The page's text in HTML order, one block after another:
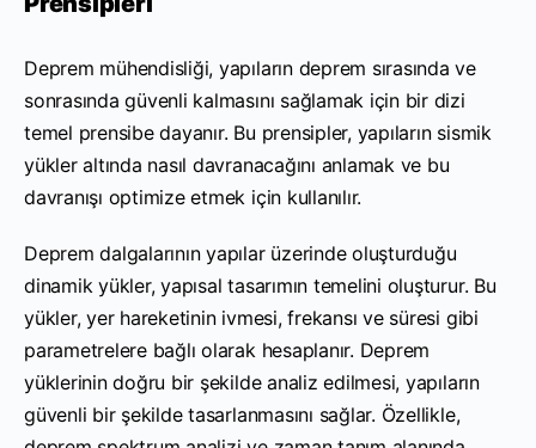
Deprem mühendisliği, yapıların deprem sırasında ve
sonrasında güvenli kalmasını sağlamak için bir dizi
temel prensibe dayanır. Bu prensipler, yapıların sismik
yükler altında nasıl davranacağını anlamak ve bu
davranışı optimize etmek için kullanılır.
Deprem dalgalarının yapılar üzerinde oluşturduğu
dinamik yükler, yapısal tasarımın temelini oluşturur. Bu
yükler, yer hareketinin ivmesi, frekansı ve süresi gibi
parametrelere bağlı olarak hesaplanır. Deprem
yüklerinin doğru bir şekilde analiz edilmesi, yapıların
güvenli bir şekilde tasarlanmasını sağlar. Özellikle,